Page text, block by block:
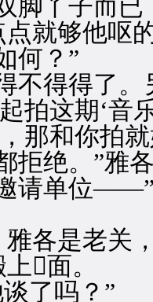
脚丫子而
够他呕的
何？”
得得了。
拍这期‘音
那和你拍
绝。”雅各
请单位
是老关，
面。
了吗？”